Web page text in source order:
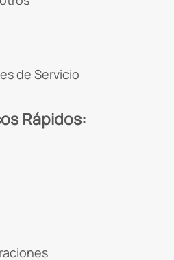
de Servicio
Rápidos: